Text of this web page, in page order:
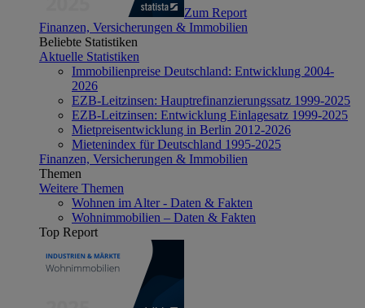
Zum Report
Finanzen, Versicherungen & Immobilien
Beliebte Statistiken
Aktuelle Statistiken
Immobilienpreise Deutschland: Entwicklung 2004-
2026
EZB-Leitzinsen: Hauptrefinanzierungssatz 1999-2025
EZB-Leitzinsen: Entwicklung Einlagesatz 1999-2025
Mietpreisentwicklung in Berlin 2012-2026
Mietenindex für Deutschland 1995-2025
Finanzen, Versicherungen & Immobilien
Themen
Weitere Themen
Wohnen im Alter - Daten & Fakten
Wohnimmobilien – Daten & Fakten
Top Report